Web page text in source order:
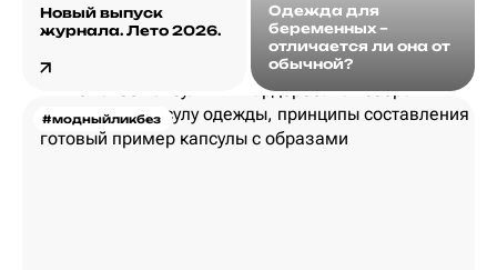
Новый выпуск
журнала. Лето 2026.
Одежда для
беременных –
отличается ли она от
обычной?
#модныйликбез